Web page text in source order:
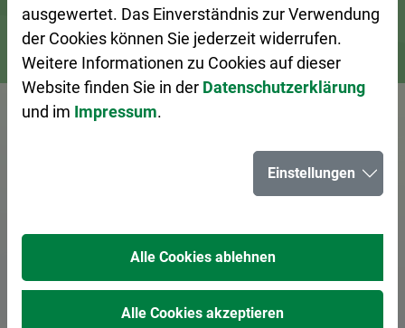
Bürgerservice Ansprechpersonen A–Z
Vorlesen
02366 303-169
Technische Betriebsleitung
ausgewertet. Das Einverständnis zur Verwendung
der Cookies können Sie jederzeit widerrufen.
Weitere Informationen zu Cookies auf dieser
Website finden Sie in der Datenschutzerklärung
und im Impressum.
Einstellungen
Alle Cookies ablehnen
Alle Cookies akzeptieren